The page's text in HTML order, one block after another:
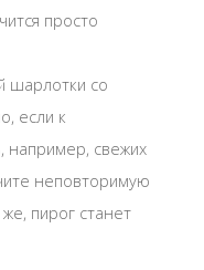
просто
шарлотки со
если к
например, свежих
неповторимую
пирог станет